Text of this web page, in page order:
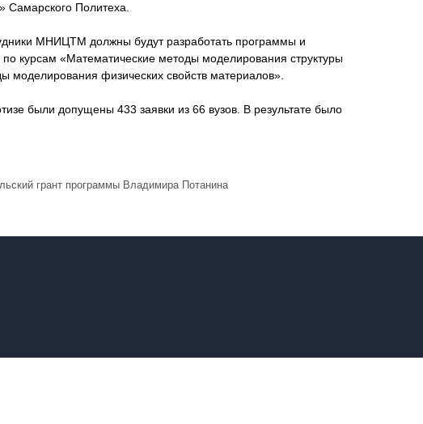
Самарского Политеха.
МНИЦТМ должны будут разработать программы и
по курсам «Математические методы моделирования структуры
моделирования физических свойств материалов».
были допущены 433 заявки из 66 вузов. В результате было
грант программы Владимира Потанина